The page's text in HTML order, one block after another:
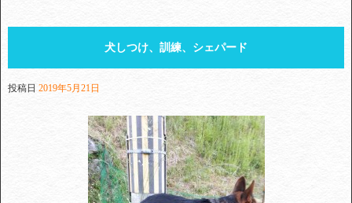
犬しつけ、訓練、シェパード
投稿日 2019年5月21日